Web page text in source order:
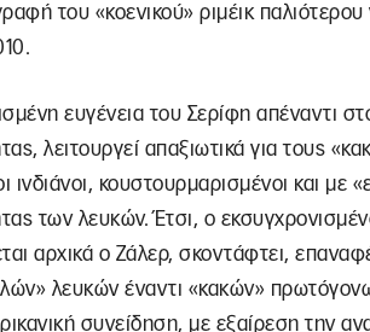
του «κοενικού» ριμέικ
ευγένεια του Σερίφη απέναντι
λειτουργεί απαξιωτικά για τους
ινδιάνοι, κουστουρμαρισμένοι και με
των λευκών. Έτσι, ο
αρχικά ο Ζάλερ, σκοντάφτει,
λευκών έναντι «κακών»
συνείδηση, με εξαίρεση την